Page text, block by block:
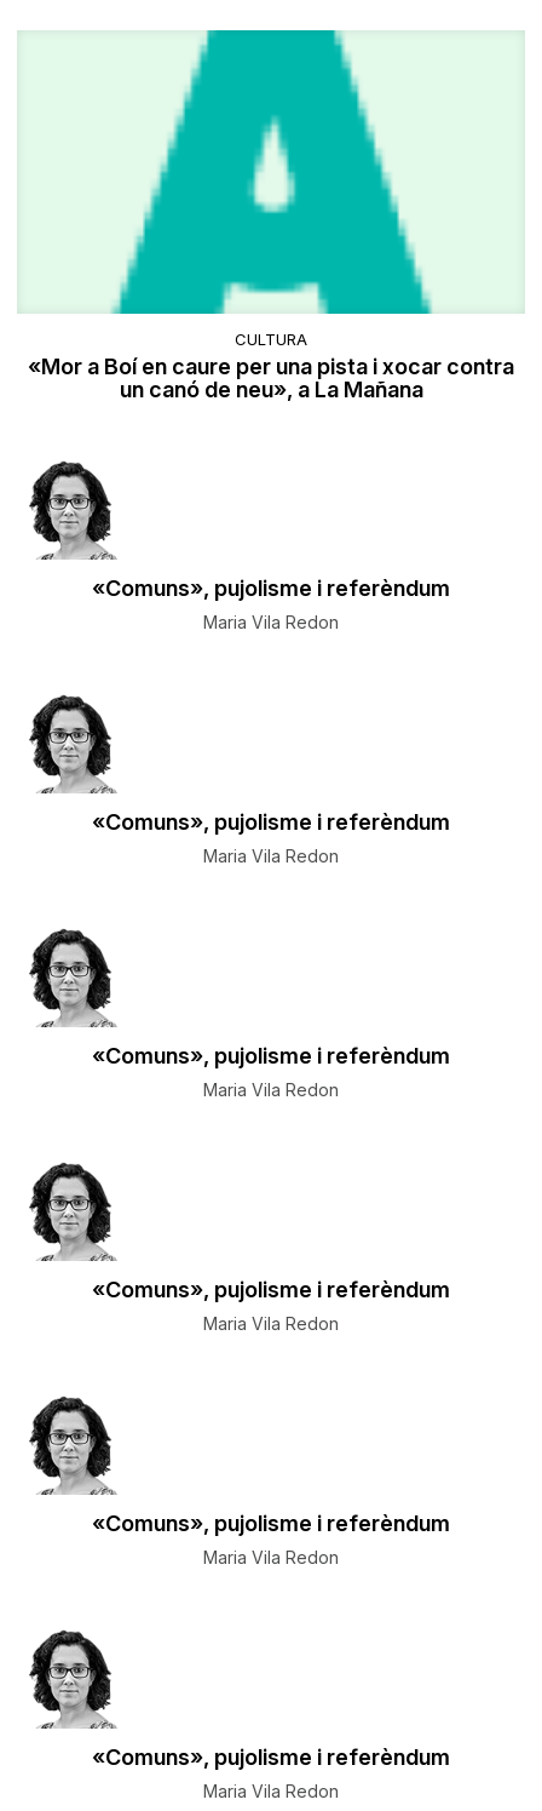
CULTURA
«Mor a Boí en caure per una pista i xocar contra
un canó de neu», a La Mañana
«Comuns», pujolisme i referèndum
Maria Vila Redon
«Comuns», pujolisme i referèndum
Maria Vila Redon
«Comuns», pujolisme i referèndum
Maria Vila Redon
«Comuns», pujolisme i referèndum
Maria Vila Redon
«Comuns», pujolisme i referèndum
Maria Vila Redon
«Comuns», pujolisme i referèndum
Maria Vila Redon